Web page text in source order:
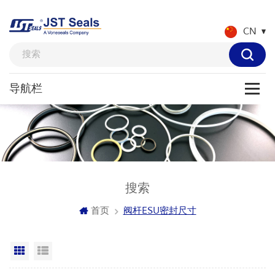
CN
搜索
首页 阀杆ESU密封尺寸
网格视图